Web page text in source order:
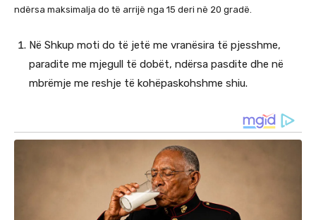
ndërsa maksimalja do të arrijë nga 15 deri në 20 gradë.
Në Shkup moti do të jetë me vranësira të pjesshme,
paradite me mjegull të dobët, ndërsa pasdite dhe në
mbrëmje me reshje të kohëpaskohshme shiu.